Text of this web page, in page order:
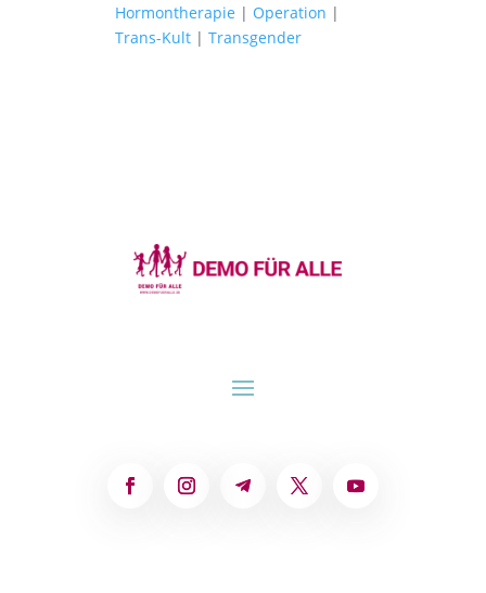
Hormontherapie | Operation |
Trans-Kult| Transgender